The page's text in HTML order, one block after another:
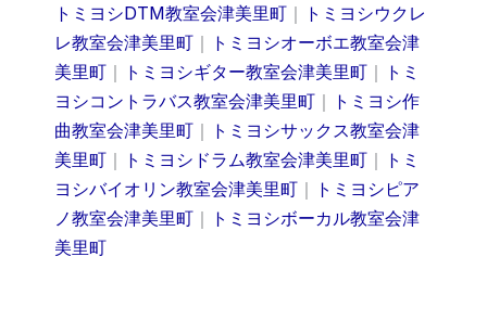
トミヨシDTM教室会津美里町 ｜ トミヨシウクレ
レ教室会津美里町 ｜ トミヨシオーボエ教室会津
美里町 ｜ トミヨシギター教室会津美里町 ｜ トミ
ヨシコントラバス教室会津美里町 ｜ トミヨシ作
曲教室会津美里町 ｜ トミヨシサックス教室会津
美里町 ｜ トミヨシドラム教室会津美里町 ｜ トミ
ヨシバイオリン教室会津美里町 ｜ トミヨシピア
ノ教室会津美里町 ｜ トミヨシボーカル教室会津
美里町